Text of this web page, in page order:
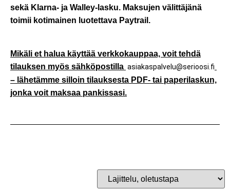
sekä Klarna- ja Walley-lasku. Maksujen välittäjänä
toimii kotimainen luotettava Paytrail.
Mikäli et halua käyttää verkkokauppaa, voit tehdä
tilauksen myös sähköpostilla asiakaspalvelu@serioosi.fi
– lähetämme silloin tilauksesta PDF- tai paperilaskun,
jonka voit maksaa pankissasi.